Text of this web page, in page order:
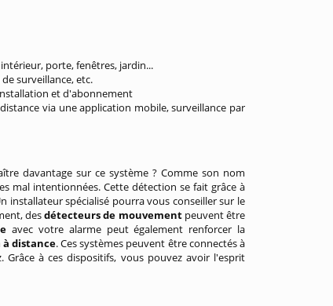
porte, fenêtres, jardin...
surveillance, etc.
et d'abonnement
via une application mobile, surveillance par
davantage sur ce système ? Comme son nom
mal intentionnées. Cette détection se fait grâce à
installateur spécialisé pourra vous conseiller sur le
desdétecteurs de mouvementpeuvent être
avec votre alarme peut également renforcer la
à distance. Ces systèmes peuvent être connectés à
à ces dispositifs, vous pouvez avoir l'esprit